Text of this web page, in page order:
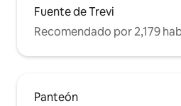
Fuente de Trevi
Recomendado por 2,179
Panteón